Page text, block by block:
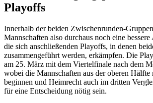
Playoffs
Innerhalb der beiden Zwischenrunden-
Mannschaften also durchaus noch eine
die sich anschließenden Playoffs, in denen
zusammengeführt werden, erkämpfen. Die
am 25. März mit dem Viertelfinale nach dem
wobei die Mannschaften aus der oberen
beginnen und Heimrecht auch im dritten
für eine Entscheidung nötig sein.